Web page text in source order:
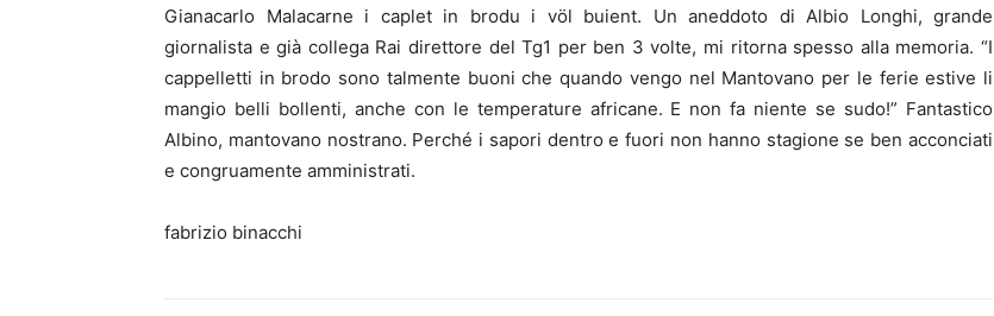
Gianacarlo Malacarne i caplet in brodu i völ buient. Un aneddoto di Albio Longhi, grande
giornalista e già collega Rai direttore del Tg1 per ben 3 volte, mi ritorna spesso alla memoria. “I
cappelletti in brodo sono talmente buoni che quando vengo nel Mantovano per le ferie estive li
mangio belli bollenti, anche con le temperature africane. E non fa niente se sudo!” Fantastico
Albino, mantovano nostrano. Perché i sapori dentro e fuori non hanno stagione se ben acconciati
e congruamente amministrati.
fabrizio binacchi